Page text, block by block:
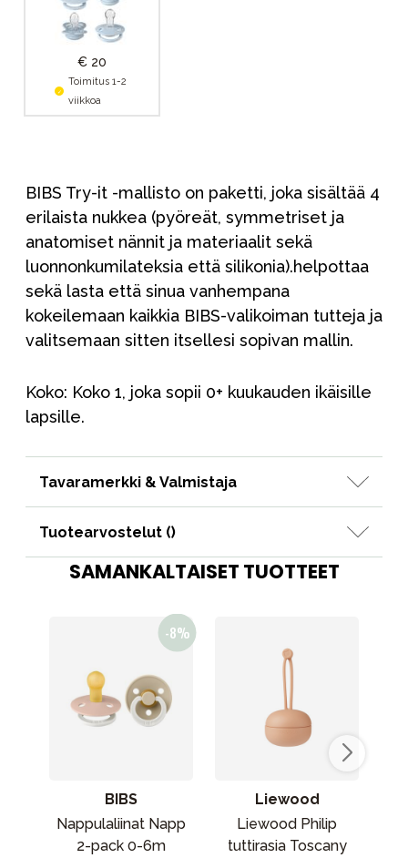
€ 20
Toimitus 1-2
viikkoa
BIBS Try-it -mallisto on paketti, joka sisältää 4
erilaista nukkea (pyöreät, symmetriset ja
anatomiset nännit ja materiaalit sekä
luonnonkumilateksia että silikonia).helpottaa
sekä lasta että sinua vanhempana
kokeilemaan kaikkia BIBS-valikoiman tutteja ja
valitsemaan sitten itsellesi sopivan mallin.
Koko: Koko 1, joka sopii 0+ kuukauden ikäisille
lapsille.
Tavaramerkki & Valmistaja
Tuotearvostelut ()
SAMANKALTAISET TUOTTEET
BIBS
Nappulaliinat Napp
2-pack 0-6m
Liewood
Liewood Philip
tuttirasia Toscany